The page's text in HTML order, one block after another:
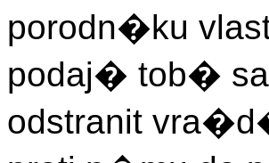
porodn�ku
podaj� tob�
odstranit